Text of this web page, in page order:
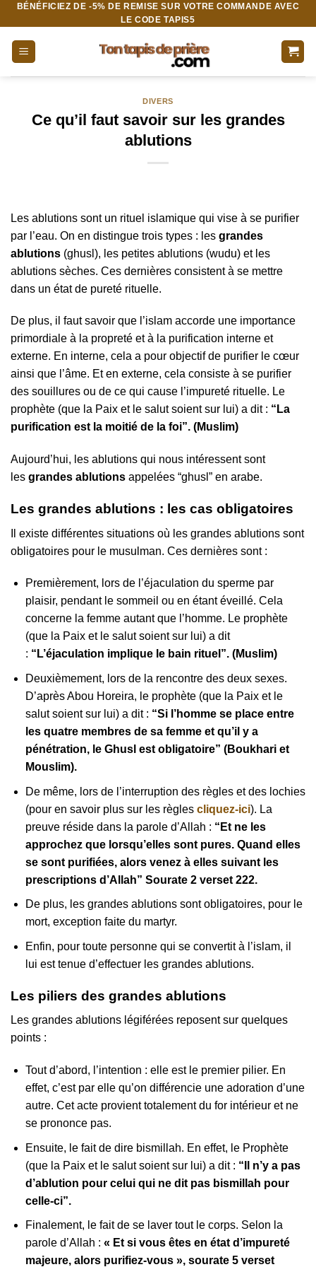
Aller
au
contenu
BÉNÉFICIEZ DE -5% DE REMISE SUR VOTRE COMMANDE AVEC
LE CODE TAPIS5
DIVERS
Ce qu’il faut savoir sur les grandes
ablutions
Les ablutions sont un rituel islamique qui vise à se purifier
par l’eau. On en distingue trois types : les grandes
ablutions (ghusl), les petites ablutions (wudu) et les
ablutions sèches. Ces dernières consistent à se mettre
dans un état de pureté rituelle.
De plus, il faut savoir que l’islam accorde une importance
primordiale à la propreté et à la purification interne et
externe. En interne, cela a pour objectif de purifier le cœur
ainsi que l’âme. Et en externe, cela consiste à se purifier
des souillures ou de ce qui cause l’impureté rituelle. Le
prophète (que la Paix et le salut soient sur lui) a dit : “La
purification est la moitié de la foi”. (Muslim)
Aujourd’hui, les ablutions qui nous intéressent sont
les grandes ablutions appelées “ghusl” en arabe.
Les grandes ablutions : les cas obligatoires
Il existe différentes situations où les grandes ablutions sont
obligatoires pour le musulman. Ces dernières sont :
Premièrement, lors de l’éjaculation du sperme par
plaisir, pendant le sommeil ou en étant éveillé. Cela
concerne la femme autant que l’homme. Le prophète
(que la Paix et le salut soient sur lui) a dit
: “L’éjaculation implique le bain rituel”. (Muslim)
Deuxièmement, lors de la rencontre des deux sexes.
D’après Abou Horeira, le prophète (que la Paix et le
salut soient sur lui) a dit : “Si l’homme se place entre
les quatre membres de sa femme et qu’il y a
pénétration, le Ghusl est obligatoire” (Boukhari et
Mouslim).
De même, lors de l’interruption des règles et des lochies
(pour en savoir plus sur les règles cliquez-ici). La
preuve réside dans la parole d’Allah : “Et ne les
approchez que lorsqu’elles sont pures. Quand elles
se sont purifiées, alors venez à elles suivant les
prescriptions d’Allah” Sourate 2 verset 222.
De plus, les grandes ablutions sont obligatoires, pour le
mort, exception faite du martyr.
Enfin, pour toute personne qui se convertit à l’islam, il
lui est tenue d’effectuer les grandes ablutions.
Les piliers des grandes ablutions
Les grandes ablutions légiférées reposent sur quelques
points :
Tout d’abord, l’intention : elle est le premier pilier. En
effet, c’est par elle qu’on différencie une adoration d’une
autre. Cet acte provient totalement du for intérieur et ne
se prononce pas.
Ensuite, le fait de dire bismillah. En effet, le Prophète
(que la Paix et le salut soient sur lui) a dit : “Il n’y a pas
d’ablution pour celui qui ne dit pas bismillah pour
celle-ci”.
Finalement, le fait de se laver tout le corps. Selon la
parole d’Allah : « Et si vous êtes en état d’impureté
majeure, alors purifiez-vous », sourate 5 verset